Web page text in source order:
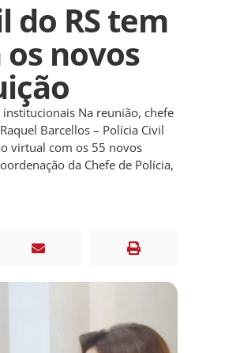
do RS tem
novos
Na reunião, chefe
Barcellos – Polícia Civil
virtual com os 55 novos
da Chefe de Polícia,